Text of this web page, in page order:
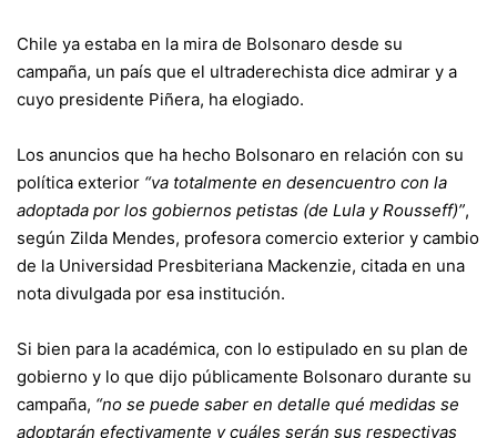
Chile ya estaba en la mira de Bolsonaro desde su
campaña, un país que el ultraderechista dice admirar y a
cuyo presidente Piñera, ha elogiado.
Los anuncios que ha hecho Bolsonaro en relación con su
política exterior “va totalmente en desencuentro con la
adoptada por los gobiernos petistas (de Lula y Rousseff)”,
según Zilda Mendes, profesora comercio exterior y cambio
de la Universidad Presbiteriana Mackenzie, citada en una
nota divulgada por esa institución.
Si bien para la académica, con lo estipulado en su plan de
gobierno y lo que dijo públicamente Bolsonaro durante su
campaña, “no se puede saber en detalle qué medidas se
adoptarán efectivamente y cuáles serán sus respectivas